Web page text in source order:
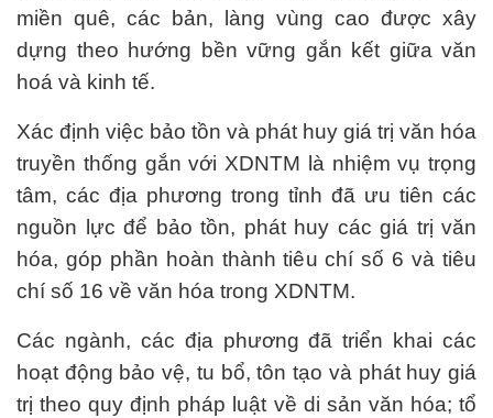
miền quê, các bản, làng vùng cao được xây
dựng theo hướng bền vững gắn kết giữa văn
hoá và kinh tế.
Xác định việc bảo tồn và phát huy giá trị văn hóa
truyền thống gắn với XDNTM là nhiệm vụ trọng
tâm, các địa phương trong tỉnh đã ưu tiên các
nguồn lực để bảo tồn, phát huy các giá trị văn
hóa, góp phần hoàn thành tiêu chí số 6 và tiêu
chí số 16 về văn hóa trong XDNTM.
Các ngành, các địa phương đã triển khai các
hoạt động bảo vệ, tu bổ, tôn tạo và phát huy giá
trị theo quy định pháp luật về di sản văn hóa; tổ